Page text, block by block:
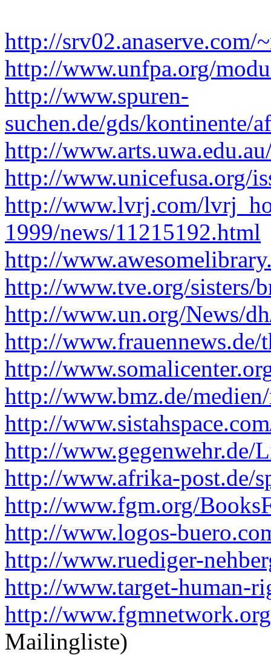
http://srv02.anaserve.com/
http://www.unfpa.org/
http://www.spuren-
suchen.de/gds/kontinente/
http://
http://www.unicefusa.org/
http://www.lvrj.com/
1999/news/11215192.html
http://
http://www.tve.org/sisters/
http://www.un.org/News/
http://www.frauennews.de/
http://
http://www.bmz.de/
http://
http://www.gegenwehr.de/
http://www.afrika-post.de/
http://www.fgm.org/
http://www.logos-
http://www.ruediger-
http://www.target-human-
http://
Mailingliste)